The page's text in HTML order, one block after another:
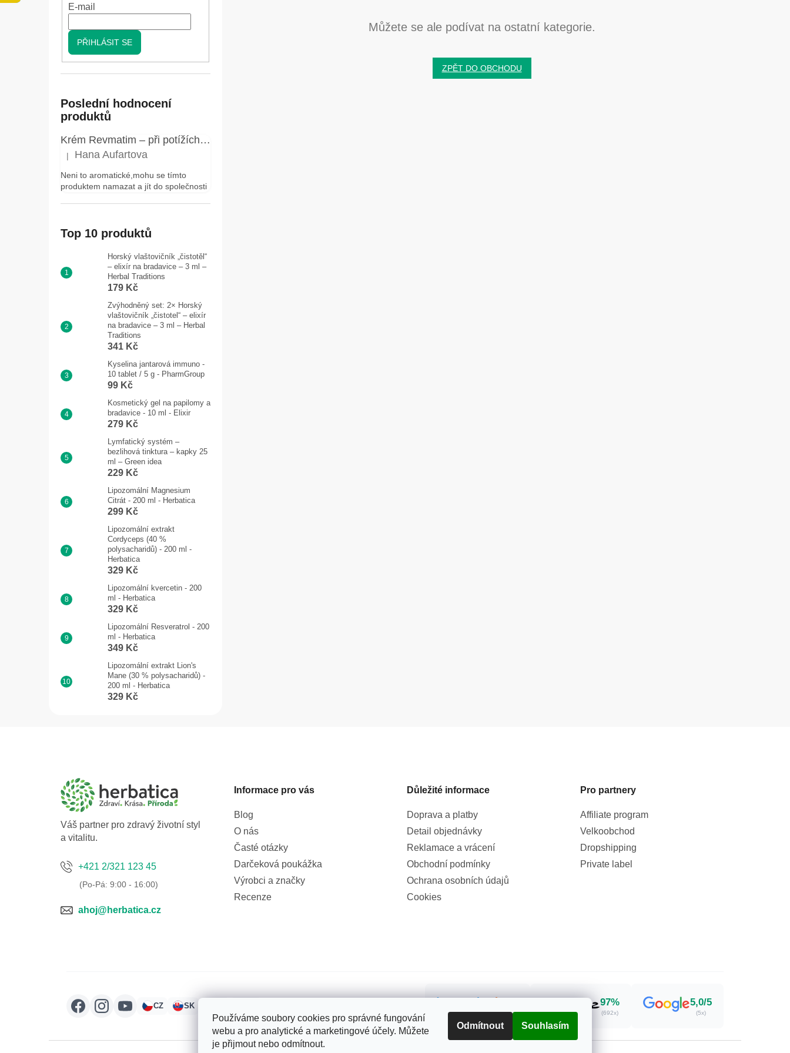
Používáme soubory cookies pro správné fungování
webu a pro analytické a marketingové účely. Můžete
je přijmout nebo odmítnout.
Odmítnout Souhlasím
E-mail
PŘIHLÁSIT SE
Poslední hodnocení
produktů
Krém Revmatim – při potížích s klouby a pohybovým aparátem, bolestech zad a revmatických obtížích – Elixir – 75 ml
Hodnocení produktu je 5 z 5 hvězdiček.
| Hana Aufartova
Neni to aromatické,mohu se tímto
produktem namazat a jít do společnosti
Top 10 produktů
Horský vlaštovičník „čistotěl“
– elixír na bradavice – 3 ml –
Herbal Traditions
179 Kč
Zvýhodněný set: 2× Horský
vlaštovičník „čistotel“ – elixír
na bradavice – 3 ml – Herbal
Traditions
341 Kč
Kyselina jantarová immuno -
10 tablet / 5 g - PharmGroup
99 Kč
Kosmetický gel na papilomy a
bradavice - 10 ml - Elixir
279 Kč
Lymfatický systém –
bezlihová tinktura – kapky 25
ml – Green idea
229 Kč
Lipozomální Magnesium
Citrát - 200 ml - Herbatica
299 Kč
Lipozomální extrakt
Cordyceps (40 %
polysacharidů) - 200 ml -
Herbatica
329 Kč
Lipozomální kvercetin - 200
ml - Herbatica
329 Kč
Lipozomální Resveratrol - 200
ml - Herbatica
349 Kč
Lipozomální extrakt Lion's
Mane (30 % polysacharidů) -
200 ml - Herbatica
329 Kč
Můžete se ale podívat na ostatní kategorie.
ZPĚT DO OBCHODU
Váš partner pro zdravý životní styl
a vitalitu.
+421 2/321 123 45
ahoj@herbatica.cz
Informace pro vás
Blog
O nás
Časté otázky
Darčeková poukážka
Výrobci a značky
Recenze
Důležité informace
Doprava a platby
Detail objednávky
Reklamace a vrácení
Obchodní podmínky
Ochrana osobních údajů
Cookies
Pro partnery
Affiliate program
Velkoobchod
Dropshipping
Private label
CZ SK
(855x)
97%
(692x)
5,0/5
(5x)